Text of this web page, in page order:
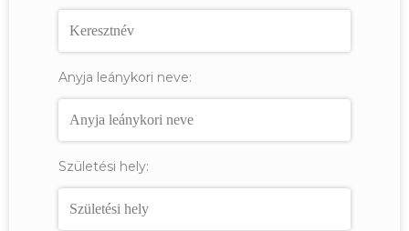
Anyja leánykori neve:
Születési hely: